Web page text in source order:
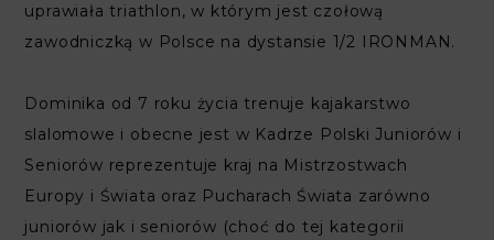
uprawiała triathlon, w którym jest czołową
zawodniczką w Polsce na dystansie 1/2 IRONMAN.
Dominika od 7 roku życia trenuje kajakarstwo
slalomowe i obecne jest w Kadrze Polski Juniorów i
Seniorów reprezentuje kraj na Mistrzostwach
Europy i Świata oraz Pucharach Świata zarówno
juniorów jak i seniorów (choć do tej kategorii